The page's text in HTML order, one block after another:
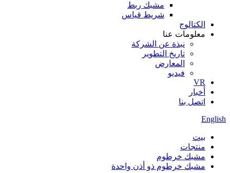
مشبك ربط
شريط قياس
الكتالوج
معلومات عنا
نبذة عن الشركة
تاريخ التطوير
المعارض
فيديو
VR
أخبار
اتصل بنا
English
بيت
منتجات
مشبك خرطوم
مشبك خرطوم ذو أذن واحدة